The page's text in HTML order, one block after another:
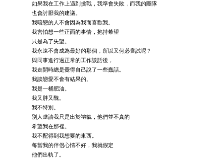
如果我在工作上遇到挑戰，我準會失敗，而我的團隊
也會討厭我的建議。
我暗戀的人不會因為我而喜歡我。
我害怕想一些正面的事情，抱持希望
只是為了失望。
我永遠不會成為最好的那個，所以又何必嘗試呢？
與同事進行過正常的工作談話後，
我走開時總是覺得自己說了一些蠢話。
我談戀愛不會有結果的。
我是一桶肥油。
我又胖又醜。
我不特別。
別人邀請我只是出於禮貌，他們並不真的
希望我在那裡。
我不配得到我想要的東西。
每當我的伴侶心情不好，我就假定
他們出軌了。